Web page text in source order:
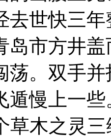
去世快三
岛市方井
荡。双手
遁慢上一
草木之灵